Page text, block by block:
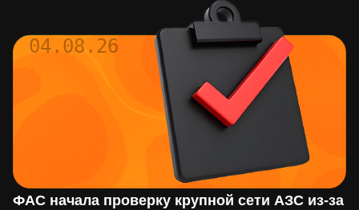
04.08.26
ФАС начала проверку крупной сети АЗС из-за